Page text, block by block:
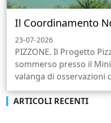
Il Coordinamento
23-07-2026
PIZZONE. Il Progetto
sommerso presso il
valanga di osservazioni
ARTICOLI RECENTI